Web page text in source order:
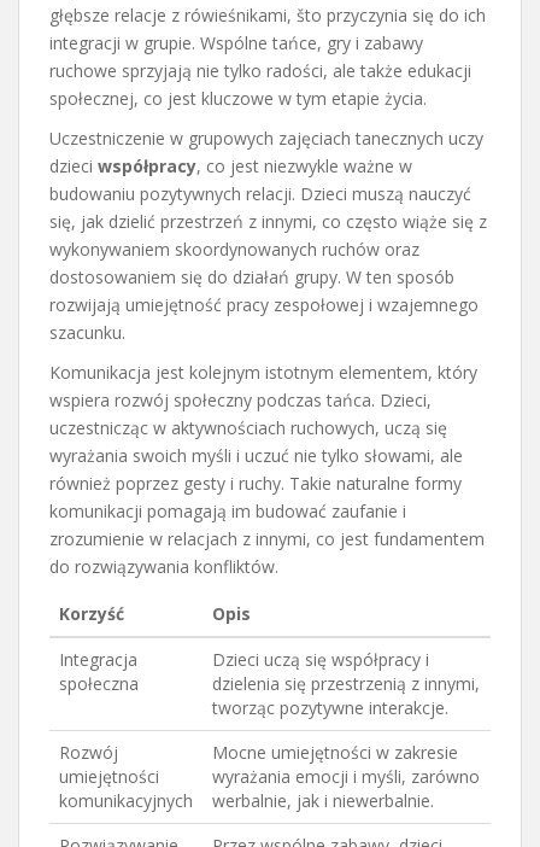
głębsze relacje z rówieśnikami, što przyczynia się do ich
integracji w grupie. Wspólne tańce, gry i zabawy
ruchowe sprzyjają nie tylko radości, ale także edukacji
społecznej, co jest kluczowe w tym etapie życia.
Uczestniczenie w grupowych zajęciach tanecznych uczy
dzieci współpracy, co jest niezwykle ważne w
budowaniu pozytywnych relacji. Dzieci muszą nauczyć
się, jak dzielić przestrzeń z innymi, co często wiąże się z
wykonywaniem skoordynowanych ruchów oraz
dostosowaniem się do działań grupy. W ten sposób
rozwijają umiejętność pracy zespołowej i wzajemnego
szacunku.
Komunikacja jest kolejnym istotnym elementem, który
wspiera rozwój społeczny podczas tańca. Dzieci,
uczestnicząc w aktywnościach ruchowych, uczą się
wyrażania swoich myśli i uczuć nie tylko słowami, ale
również poprzez gesty i ruchy. Takie naturalne formy
komunikacji pomagają im budować zaufanie i
zrozumienie w relacjach z innymi, co jest fundamentem
do rozwiązywania konfliktów.
Korzyść
Opis
Integracja
społeczna
Dzieci uczą się współpracy i
dzielenia się przestrzenią z innymi,
tworząc pozytywne interakcje.
Rozwój
umiejętności
komunikacyjnych
Mocne umiejętności w zakresie
wyrażania emocji i myśli, zarówno
werbalnie, jak i niewerbalnie.